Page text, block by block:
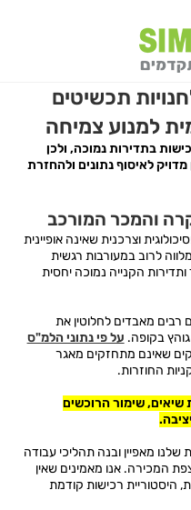
תכשיטים
למנוע צמיחה
בתדירות נמוכה, ולכן
לאיסוף נתונים ולהחזרת
והמכר המורכב
וצרכנית שאינה אופיינית
לרוב במעורבות רגשית
הקנייה נמוכה יחסית
מאבדים לחלוטין את
בקופה. על פי נתוני הלמ"ס
שאינם מתחזקים מאגר
החוזרות.
שיאים, שימור הרוכשים
מאפיין ובנה תהליכי עבודה
המכירה. אנו מאמינים שאין
היסטוריית רכישות קודמת